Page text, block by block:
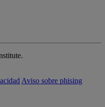
Aviso sobre phising